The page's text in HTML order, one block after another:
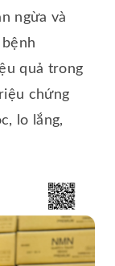
ngừa và
quả trong
chứng
lo lắng,